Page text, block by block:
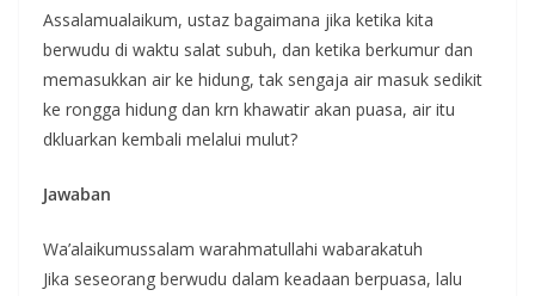
Assalamualaikum, ustaz bagaimana jika ketika kita
berwudu di waktu salat subuh, dan ketika berkumur dan
memasukkan air ke hidung, tak sengaja air masuk sedikit
ke rongga hidung dan krn khawatir akan puasa, air itu
dkluarkan kembali melalui mulut?
Jawaban
Wa’alaikumussalam warahmatullahi wabarakatuh
Jika seseorang berwudu dalam keadaan berpuasa, lalu